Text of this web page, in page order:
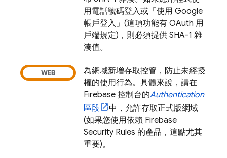
用電話號碼登入或「使用 Google
帳戶登入」(這項功能有 OAuth 用
戶端規定)，則必須提供 SHA-1 雜
湊值。
為網域新增存取控管，防止未經授
權的使用行為。具體來說，請在
Firebase 控制台的Authentication
區段
中，允許存取正式版網域
(如果您使用依賴 Firebase
Security Rules 的產品，這點尤其
重要)。